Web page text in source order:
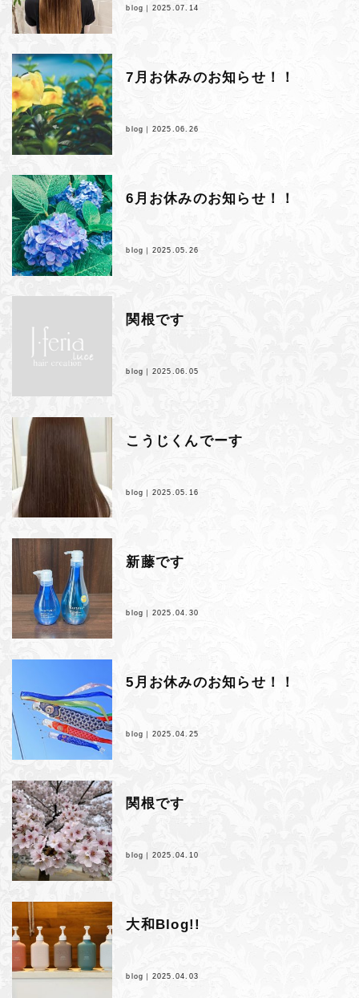
blog｜ 2025.07.14
7月お休みのお知らせ！！
blog｜ 2025.06.26
6月お休みのお知らせ！！
blog｜ 2025.05.26
関根です
blog｜ 2025.06.05
こうじくんでーす
blog｜ 2025.05.16
新藤です
blog｜ 2025.04.30
5月お休みのお知らせ！！
blog｜ 2025.04.25
関根です
blog｜ 2025.04.10
大和Blog!!
blog｜ 2025.04.03